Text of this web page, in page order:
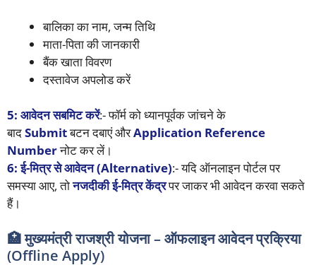
बालिका का नाम, जन्म तिथि
माता-पिता की जानकारी
बैंक खाता विवरण
दस्तावेज अपलोड करें
5: आवेदन सबमिट करें:- फॉर्म को ध्यानपूर्वक जांचने के
बादSubmitबटन दबाएं औरApplication Reference
Numberनोट कर लें।
6: ई-मित्र से आवेदन (Alternative):- यदि ऑनलाइन पोर्टल पर
समस्या आए, तोनजदीकी ई-मित्र केंद्रपर जाकर भी आवेदन करवा सकते
हैं।
🏥 मुख्यमंत्री राजश्री योजना – ऑफलाइन आवेदन प्रक्रिया
(Offline Apply)